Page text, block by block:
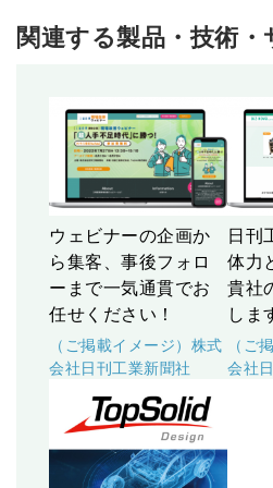
関連する製品・技術・
ウェビナーの企画か
ら集客、事後フォロ
ーまで一気通貫でお
任せください！
（ご掲載イメージ）株式
会社日刊工業新聞社
日刊
体力
貴社
しま
（ご
会社